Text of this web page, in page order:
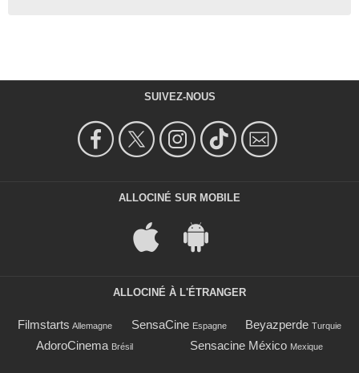
SUIVEZ-NOUS
ALLOCINÉ SUR MOBILE
ALLOCINÉ À L'ÉTRANGER
Filmstarts Allemagne SensaCine Espagne Beyazperde Turquie
AdoroCinema Brésil Sensacine México Mexique